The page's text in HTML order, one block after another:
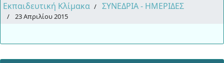
Εκπαιδευτική Κλίμακα ΣΥΝΕΔΡΙΑ - ΗΜΕΡΙΔΕΣ
23 Απριλίου 2015